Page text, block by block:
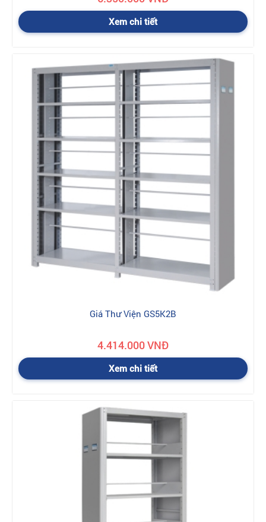
Xem chi tiết
Giá Thư Viện GS5K2B
4.414.000 VNĐ
Xem chi tiết